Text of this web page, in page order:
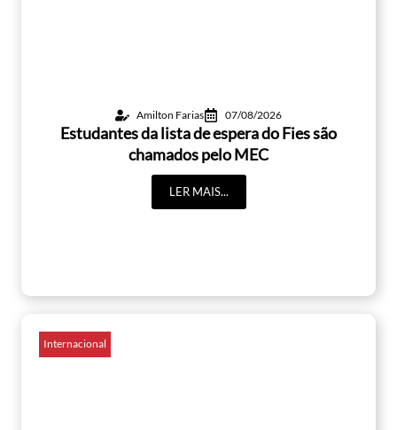
Amilton Farias 07/08/2026
Estudantes da lista de espera do Fies são
chamados pelo MEC
LER MAIS...
Internacional